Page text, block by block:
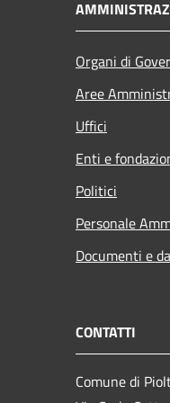
Organi di
Aree
Uffici
Enti e
Politici
Personale
Documenti e
CONTATTI
Comune di